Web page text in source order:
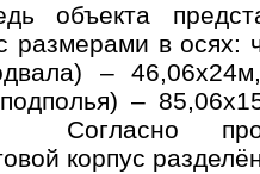
размерами в осях:
–
–
корпус